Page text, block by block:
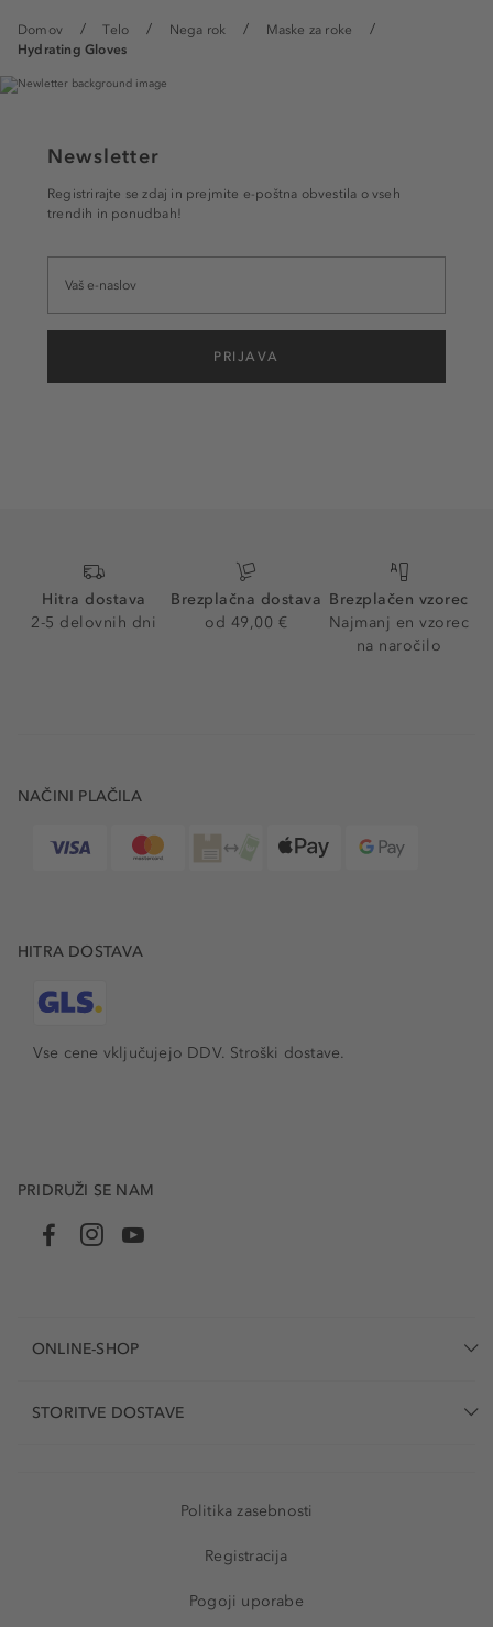
Domov Telo Nega rok
Maske za roke
Hydrating Gloves
Newsletter
Registrirajte se zdaj in prejmite e-poštna obvestila o vseh
trendih in ponudbah!
PRIJAVA
Hitra dostava
2-5 delovnih dni
Brezplačna dostava
od 49,00 €
Brezplačen vzorec
Najmanj en vzorec
na naročilo
NAČINI PLAČILA
HITRA DOSTAVA
Vse cene vključujejo DDV. Stroški dostave.
PRIDRUŽI SE NAM
ONLINE-SHOP
STORITVE DOSTAVE
Politika zasebnosti
Registracija
Pogoji uporabe